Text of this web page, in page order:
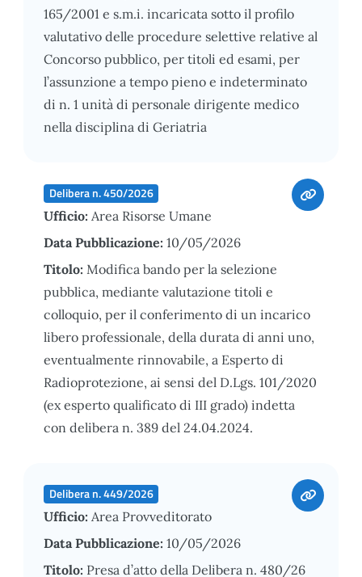
165/2001 e s.m.i. incaricata sotto il profilo
valutativo delle procedure selettive relative al
Concorso pubblico, per titoli ed esami, per
l’assunzione a tempo pieno e indeterminato
di n. 1 unità di personale dirigente medico
nella disciplina di Geriatria
Delibera n. 450/2026
Ufficio: Area Risorse Umane
Data Pubblicazione: 10/05/2026
Titolo: Modifica bando per la selezione
pubblica, mediante valutazione titoli e
colloquio, per il conferimento di un incarico
libero professionale, della durata di anni uno,
eventualmente rinnovabile, a Esperto di
Radioprotezione, ai sensi del D.Lgs. 101/2020
(ex esperto qualificato di III grado) indetta
con delibera n. 389 del 24.04.2024.
Delibera n. 449/2026
Ufficio: Area Provveditorato
Data Pubblicazione: 10/05/2026
Titolo: Presa d’atto della Delibera n. 480/26